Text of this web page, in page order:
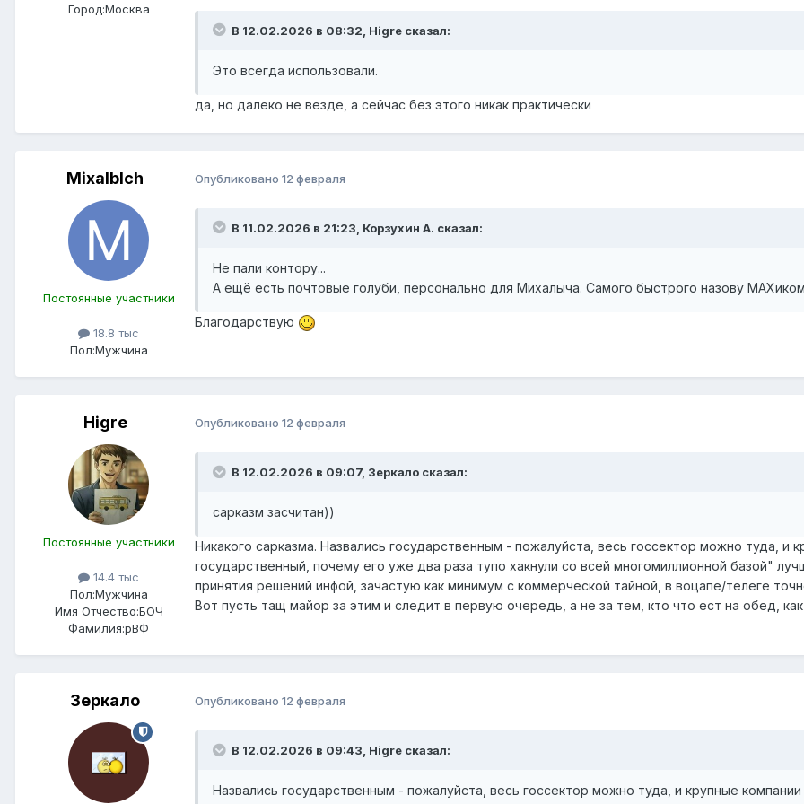
Город:Москва
В 12.02.2026 в 08:32, Higre сказал:
Это всегда использовали.
да, но далеко не везде, а сейчас без этого никак практически
Mixalblch
Постоянные участники
18.8 тыс
Пол:Мужчина
Опубликовано 12 февраля
В 11.02.2026 в 21:23, Корзухин А. сказал:
Не пали контору...
А ещё есть почтовые голуби, персонально для Михалыча. Самого быстрого назову
Благодарствую
Higre
Постоянные участники
14.4 тыс
Пол:Мужчина
Имя Отчество:БОЧ
Фамилия:рВФ
Опубликовано 12 февраля
В 12.02.2026 в 09:07, Зеркало сказал:
сарказм засчитан))
Никакого сарказма. Назвались государственным - пожалуйста, весь госсектор можно туда, и
государственный, почему его уже два раза тупо хакнули со всей многомиллионной базой"
принятия решений инфой, зачастую как минимум с коммерческой тайной, в воцапе/телеге
Вот пусть тащ майор за этим и следит в первую очередь, а не за тем, кто что ест на обед,
Зеркало Опубликовано 12 февраля
В 12.02.2026 в 09:43, Higre сказал:
Назвались государственным - пожалуйста, весь госсектор можно туда, и крупные